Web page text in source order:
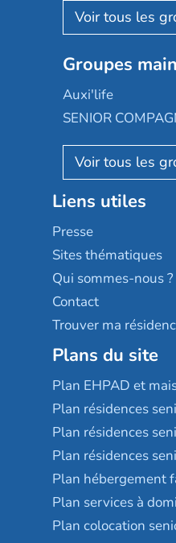
Aquarelia
Nexity edenea
Les jardins
Occitalia
Appartseniors
Reseda
Stella
Les villages d'or
Sérénys
Résidences
Emera
Groupe SOS
Le Noble Âge
Almage
Résidalya
Groupe aplus
Groupes
Auxi'life
SENIOR
AGE D'OR
Liens utiles
Presse
Sites thématiques
Qui sommes-nous ?
Contact
Trouver ma
Plans du site
Plan EHPAD et
Plan résidences
Plan résidences
Plan résidences
Plan hébergement
Plan services à
Plan colocation